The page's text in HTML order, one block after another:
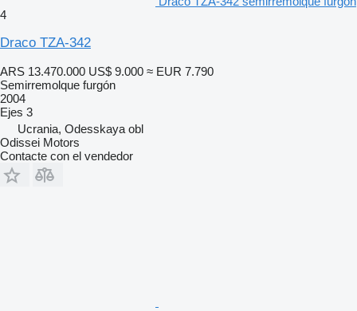
4
Draco TZA-342
ARS 13.470.000 US$ 9.000 ≈ EUR 7.790
Semirremolque furgón
2004
Ejes 3
Ucrania, Odesskaya obl
Odissei Motors
Contacte con el vendedor